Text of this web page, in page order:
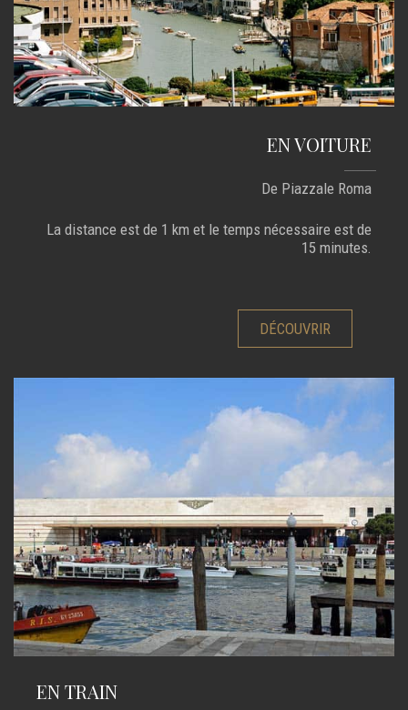
EN VOITURE
De Piazzale Roma
La distance est de 1 km et le temps nécessaire est de
15 minutes.
DÉCOUVRIR
EN TRAIN